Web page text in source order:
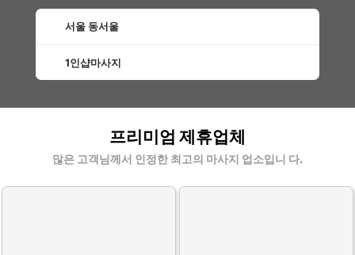
서울 동서울
1인샵마사지
프리미엄 제휴업체
많은 고객님께서 인정한 최고의 마사지 업소입니 다.